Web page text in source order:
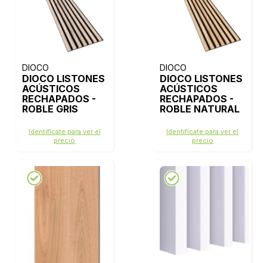
DIOCO
DIOCO LISTONES
ACÚSTICOS
RECHAPADOS -
ROBLE GRIS
Identifícate para ver el
precio
DIOCO
DIOCO LISTONES
ACÚSTICOS
RECHAPADOS -
ROBLE NATURAL
Identifícate para ver el
precio